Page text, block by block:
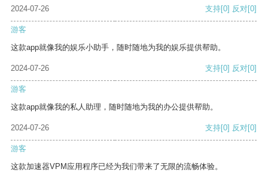
2024-07-26 支持[0] 反对[0]
游客
这款app就像我的娱乐小助手，随时随地为我的娱乐提供帮助。
2024-07-26 支持[0] 反对[0]
游客
这款app就像我的私人助理，随时随地为我的办公提供帮助。
2024-07-26 支持[0] 反对[0]
游客
这款加速器VPM应用程序已经为我们带来了无限的流畅体验。